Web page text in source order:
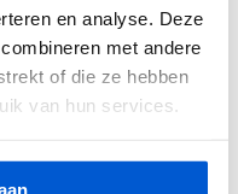
en analyse. Deze
met andere
of die ze hebben
van hun services.
consolefor more